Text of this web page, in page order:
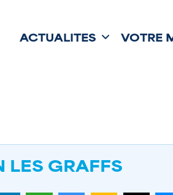
ACTUALITÉS VOTRE
LES GRAFFS